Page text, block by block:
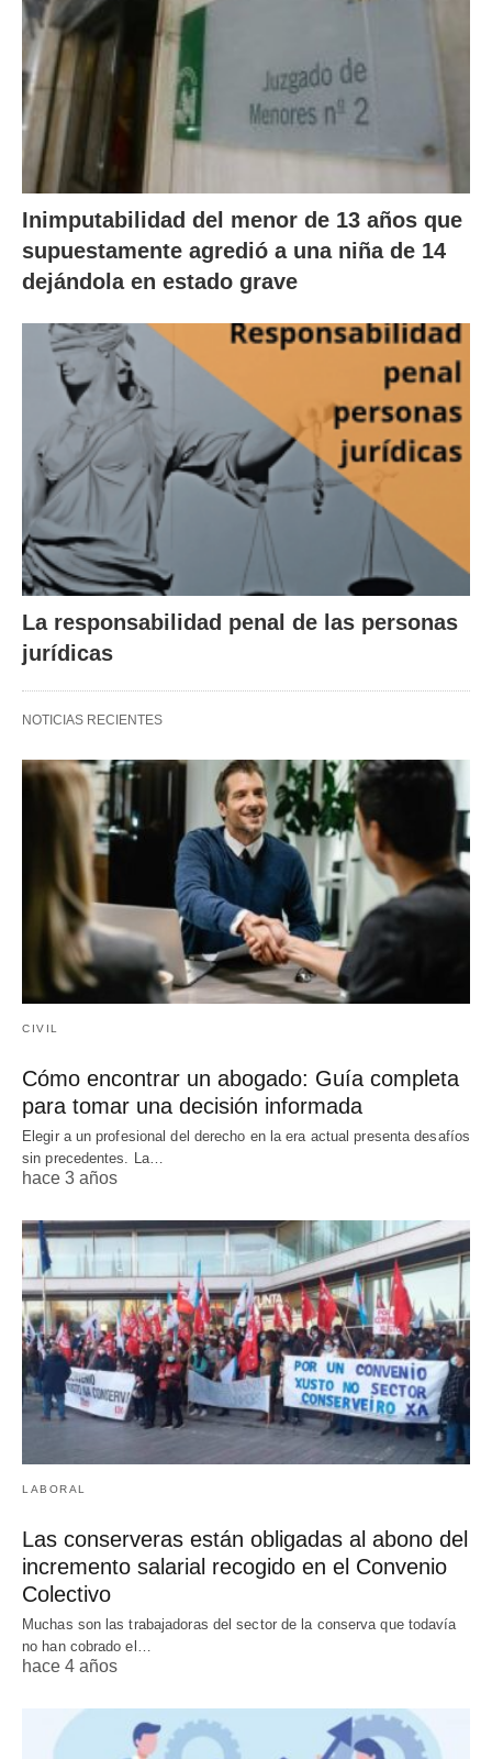
Inimputabilidad del menor de 13 años que
supuestamente agredió a una niña de 14
dejándola en estado grave
La responsabilidad penal de las personas
jurídicas
NOTICIAS RECIENTES
CIVIL
Cómo encontrar un abogado: Guía completa
para tomar una decisión informada
Elegir a un profesional del derecho en la era actual presenta desafíos
sin precedentes. La…
hace 3 años
LABORAL
Las conserveras están obligadas al abono del
incremento salarial recogido en el Convenio
Colectivo
Muchas son las trabajadoras del sector de la conserva que todavía
no han cobrado el…
hace 4 años